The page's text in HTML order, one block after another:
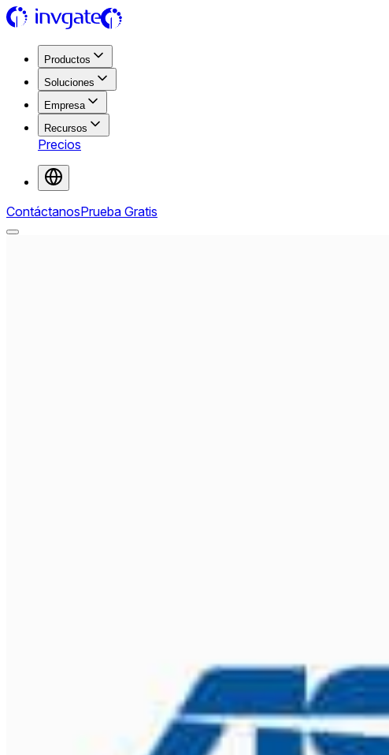
Productos
Soluciones
Empresa
Recursos
Precios
ContáctanosPrueba Gratis